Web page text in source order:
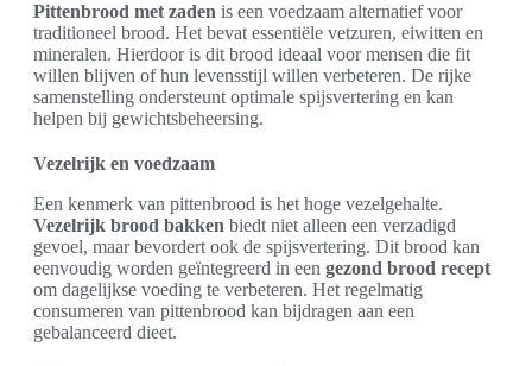
Pittenbrood met zaden is een voedzaam alternatief voor
traditioneel brood. Het bevat essentiële vetzuren, eiwitten en
mineralen. Hierdoor is dit brood ideaal voor mensen die fit
willen blijven of hun levensstijl willen verbeteren. De rijke
samenstelling ondersteunt optimale spijsvertering en kan
helpen bij gewichtsbeheersing.
Vezelrijk en voedzaam
Een kenmerk van pittenbrood is het hoge vezelgehalte.
Vezelrijk brood bakken biedt niet alleen een verzadigd
gevoel, maar bevordert ook de spijsvertering. Dit brood kan
eenvoudig worden geïntegreerd in een gezond brood recept
om dagelijkse voeding te verbeteren. Het regelmatig
consumeren van pittenbrood kan bijdragen aan een
gebalanceerd dieet.